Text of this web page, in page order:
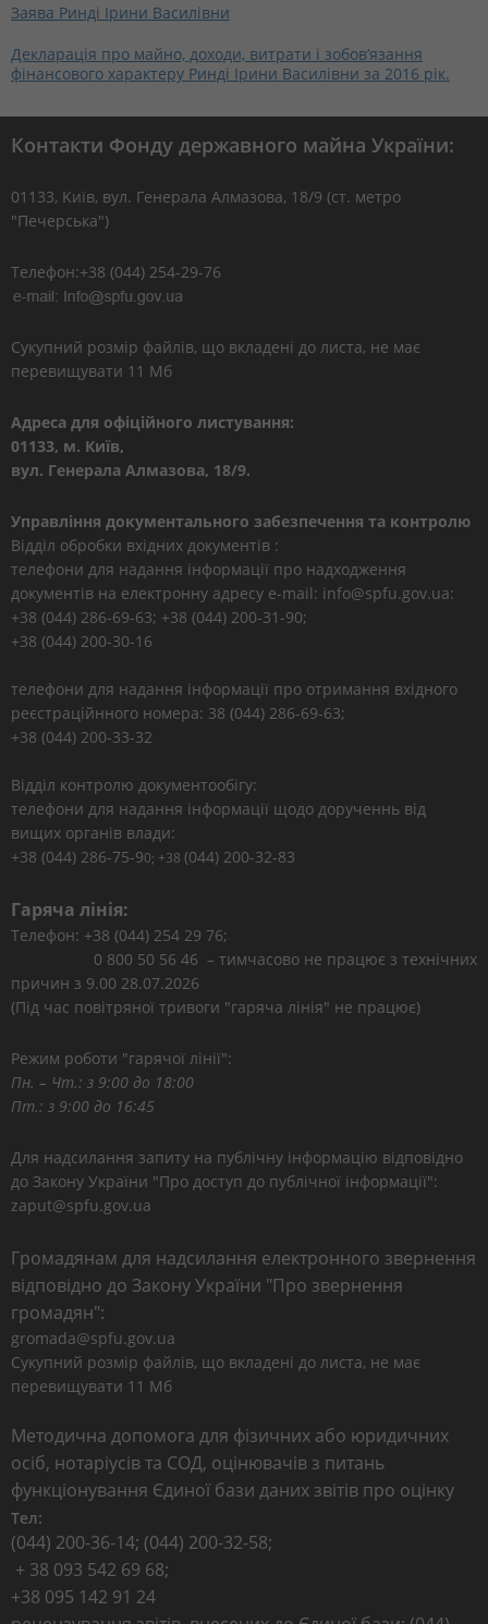
Заява Ринді Ірини Василівни
Декларація про майно, доходи, витрати і зобов’язання
фінансового характеру Ринді Ірини Василівни за 2016 рік.
Контакти Фонду державного майна України:
01133, Kиїв, вул. Генерала Алмазова, 18/9 (ст. метро
"Печерська")
Телефон:+38 (044) 254-29-76
Сукупний розмір файлів, що вкладені до листа, не має
перевищувати 11 Мб
Адреса для офіційного листування:
01133, м. Київ,
вул. Генерала Алмазова, 18/9.
Управління документального забезпечення та контролю
Відділ обробки вхідних документів :
телефони для надання інформації про надходження
документів на електронну адресу e-mail: info@spfu.gov.ua:
+38 (044) 286-69-63; +38 (044) 200-31-90;
+38 (044) 200-30-16
телефони для надання інформації про отримання вхідного
реєстраційнного номера: 38 (044) 286-69-63;
+38 (044) 200-33-32
Відділ контролю документообігу:
телефони для надання інформації щодо дорученнь від
вищих органів влади:
+38 (044) 286-75-90; +38 (044) 200-32-83
Гаряча лінія:
Телефон: +38 (044) 254 29 76;
0 800 50 56 46 – тимчасово не працює з технічних
причин з 9.00 28.07.2026
(Під час повітряної тривоги "гаряча лінія" не працює)
Режим роботи "гарячої лінії":
Пн. – Чт.: з 9:00 до 18:00
Пт.: з 9:00 до 16:45
Для надсилання запиту на публічну інформацію відповідно
до Закону України "Про доступ до публічної інформації":
zaput@spfu.gov.ua
Громадянам для надсилання електронного звернення
відповідно до Закону України "Про звернення
громадян":
gromada@spfu.gov.ua
Сукупний розмір файлів, що вкладені до листа, не має
перевищувати 11 Мб
Методична допомога для фізичних або юридичних
осіб, нотаріусів та СОД, оцінювачів з питань
функціонування Єдиної бази даних звітів про оцінку
Тел:
(044) 200-36-14; (044) 200-32-58;
+ 38 093 542 69 68;
+38 095 142 91 24